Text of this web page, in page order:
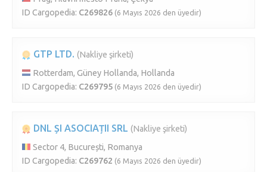
ID Cargopedia: C269826 (6 Mayıs 2026 den üyedir)
GTP LTD. (Nakliye şirketi)
Rotterdam, Güney Hollanda, Hollanda
ID Cargopedia: C269795 (6 Mayıs 2026 den üyedir)
DNL ȘI ASOCIAȚII SRL (Nakliye şirketi)
Sector 4, București, Romanya
ID Cargopedia: C269762 (6 Mayıs 2026 den üyedir)